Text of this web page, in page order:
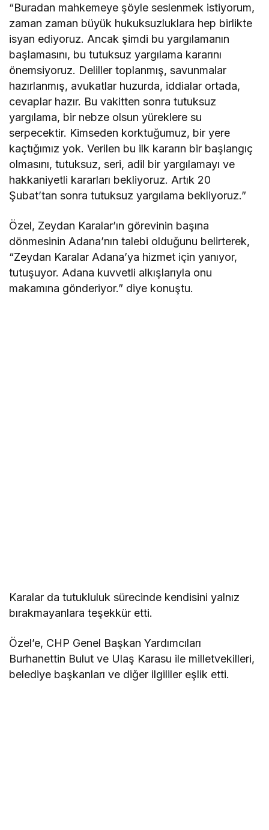
“Buradan mahkemeye şöyle seslenmek istiyorum,
zaman zaman büyük hukuksuzluklara hep birlikte
isyan ediyoruz. Ancak şimdi bu yargılamanın
başlamasını, bu tutuksuz yargılama kararını
önemsiyoruz. Deliller toplanmış, savunmalar
hazırlanmış, avukatlar huzurda, iddialar ortada,
cevaplar hazır. Bu vakitten sonra tutuksuz
yargılama, bir nebze olsun yüreklere su
serpecektir. Kimseden korktuğumuz, bir yere
kaçtığımız yok. Verilen bu ilk kararın bir başlangıç
olmasını, tutuksuz, seri, adil bir yargılamayı ve
hakkaniyetli kararları bekliyoruz. Artık 20
Şubat’tan sonra tutuksuz yargılama bekliyoruz.”
Özel, Zeydan Karalar’ın görevinin başına
dönmesinin Adana’nın talebi olduğunu belirterek,
“Zeydan Karalar Adana’ya hizmet için yanıyor,
tutuşuyor. Adana kuvvetli alkışlarıyla onu
makamına gönderiyor.” diye konuştu.
Karalar da tutukluluk sürecinde kendisini yalnız
bırakmayanlara teşekkür etti.
Özel’e, CHP Genel Başkan Yardımcıları
Burhanettin Bulut ve Ulaş Karasu ile milletvekilleri,
belediye başkanları ve diğer ilgililer eşlik etti.